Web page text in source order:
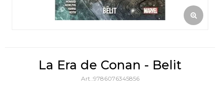
La Era de Conan - Belit
9786076345856